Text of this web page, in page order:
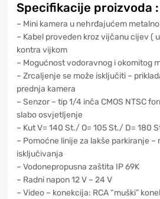
Specifikacije proizvoda :
– Mini kamera u nehrđajućem
– Kabel proveden kroz vijčanu cijev (
kontra vijkom
– Mogućnost vodoravnog i okomitog
– Zrcaljenje se može isključiti –
prednja kamera
– Senzor – tip 1/4 inča CMOS NTSC
slabo osvjetljenje
– Kut V= 140 St./ O= 105 St./ D= 180
– Pomoćne linije za lakše parkiranje –
isključivanja
– Vodonepropusna zaštita IP 69K
– Radni napon 12 V ~ 24 V
– Video – konekcija: RCA “muški”